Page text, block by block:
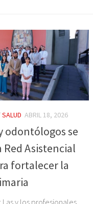
SALUD ABRIL 18, 2026
odontólogos se
Red Asistencial
fortalecer la